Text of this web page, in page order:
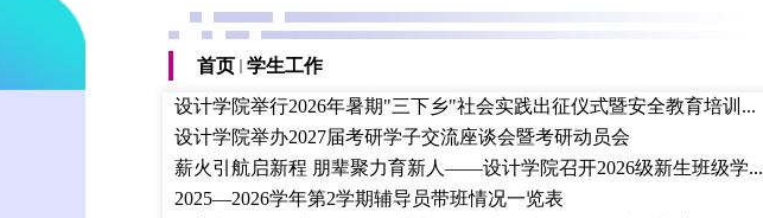
首页 学生工作
设计学院举行2026年暑期"三下乡"社会实践出征仪式暨安全教育培训...
设计学院举办2027届考研学子交流座谈会暨考研动员会
薪火引航启新程 朋辈聚力育新人——设计学院召开2026级新生班级学...
2025—2026学年第2学期辅导员带班情况一览表